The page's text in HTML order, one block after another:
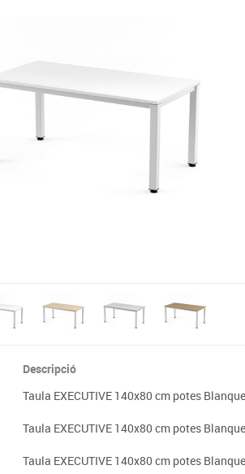
i artístic
Jocs simbòlics
Descripció
Taula EXECUTIVE 140x80 cm potes
Taula EXECUTIVE 140x80 cm potes
Taula EXECUTIVE 140x80 cm potes